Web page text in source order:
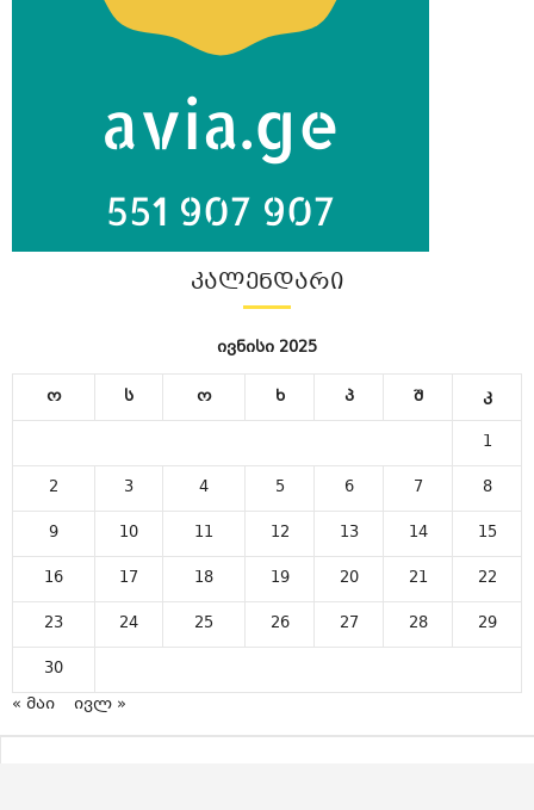
ᲙᲐᲚᲔᲜᲓᲐᲠᲘ
ივნისი 2025
ო ს ო ხ პ შ
კ
1
2
3 4 5 6 7
8
9
10 11 12 13 14
15
16
17 18 19 20 21
22
23
24 25 26 27 28
29
30
« მაი
ივლ »